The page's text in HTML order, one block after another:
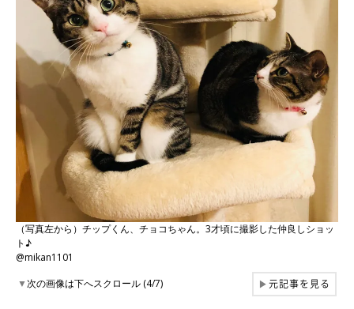
（写真左から）チップくん、チョコちゃん。3才頃に撮影した仲良しショッ
ト♪
@mikan1101
▼次の画像は下へスクロール (4/7) ▶元記事を見る